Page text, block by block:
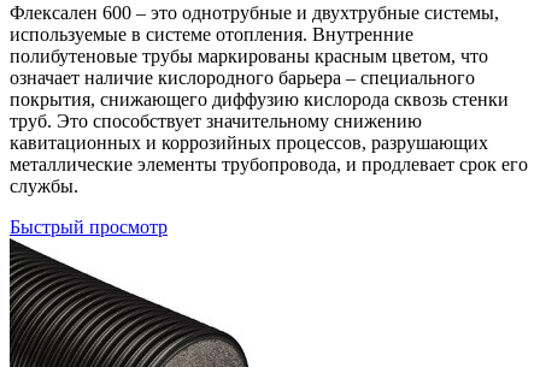
Флексален 600 – это однотрубные и двухтрубные системы,
используемые в системе отопления. Внутренние
полибутеновые трубы маркированы красным цветом, что
означает наличие кислородного барьера – специального
покрытия, снижающего диффузию кислорода сквозь стенки
труб. Это способствует значительному снижению
кавитационных и коррозийных процессов, разрушающих
металлические элементы трубопровода, и продлевает срок его
службы.
Быстрый просмотр